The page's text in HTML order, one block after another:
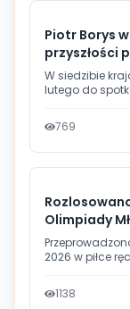
Piotr Borys
przyszłości
W siedzibie
lutego do
Sławomirem
wspólnych
769
Olimpiady
2026 w piłce
przygotowań
2026, a losów
1138